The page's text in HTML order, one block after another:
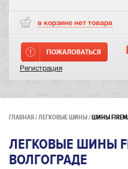
в корзине нет товара
Регистрация
ГЛАВНАЯ ЛЕГКОВЫЕ ШИНЫ ШИНЫ
ЛЕГКОВЫЕ ШИНЫ
ВОЛГОГРАДЕ